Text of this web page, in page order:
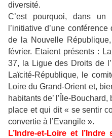
diversité.
C’est pourquoi, dans
l’initiative d’une
de la Nouvelle
février. Etaient présents :
37, la Ligue des Droits de
Laïcité-République, le
Loire du Grand-Orient et,
habitants de’ l’Île-
place et qui dit « se sentir
convertie à l’Evangile ».
L’Indre-et-Loire et